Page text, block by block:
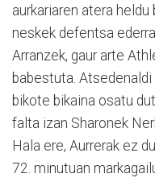
aurkariaren atera
neskek defentsa
Arranzek, gaur arte
babestuta.
bikote bikaina osatu
falta izan Sharonek
Hala ere, Aurrerak ez
72. minutuan